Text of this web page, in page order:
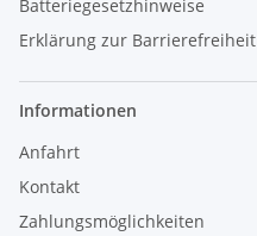
Batteriegesetzhinweise
Erklärung zur Barrierefreiheit
Informationen
Anfahrt
Kontakt
Zahlungsmöglichkeiten